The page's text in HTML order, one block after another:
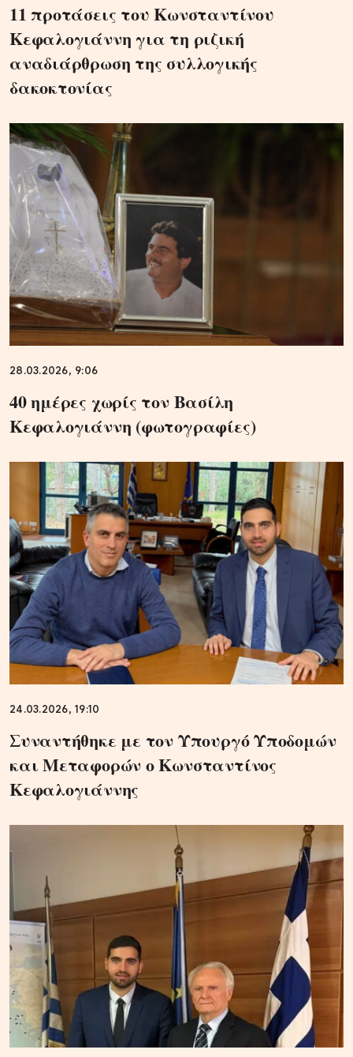
11 προτάσεις του Κωνσταντίνου
Κεφαλογιάννη για τη ριζική
αναδιάρθρωση της συλλογικής
δακοκτονίας
28.03.2026, 9:06
40 ημέρες χωρίς τον Βασίλη
Κεφαλογιάννη (φωτογραφίες)
24.03.2026, 19:10
Συναντήθηκε με τον Υπουργό Υποδομών
και Μεταφορών ο Κωνσταντίνος
Κεφαλογιάννης